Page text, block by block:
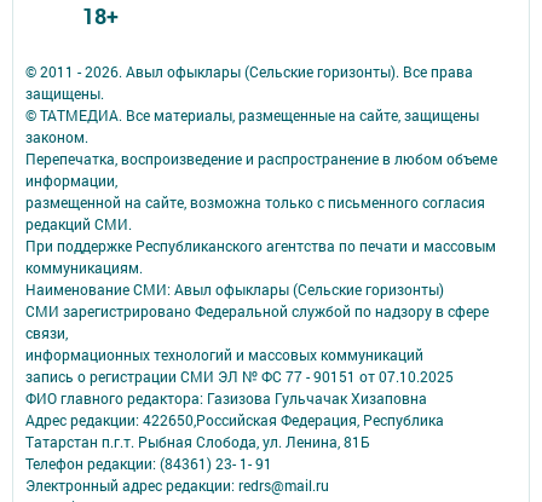
© 2011 - 2026. Авыл офыклары (Сельские горизонты). Все права
защищены.
© ТАТМЕДИА. Все материалы, размещенные на сайте, защищены
законом.
Перепечатка, воспроизведение и распространение в любом объеме
информации,
размещенной на сайте, возможна только с письменного согласия
редакций СМИ.
При поддержке Республиканского агентства по печати и массовым
коммуникациям.
Наименование СМИ: Авыл офыклары (Сельские горизонты)
СМИ зарегистрировано Федеральной службой по надзору в сфере
связи,
информационных технологий и массовых коммуникаций
запись о регистрации СМИ ЭЛ № ФС 77 - 90151 от 07.10.2025
ФИО главного редактора: Газизова Гульчачак Хизаповна
Адрес редакции: 422650,Российская Федерация, Республика
Татарстан п.г.т. Рыбная Слобода, ул. Ленина, 81Б
Телефон редакции: (84361) 23- 1- 91
Электронный адрес редакции: redrs@mail.ru
18+